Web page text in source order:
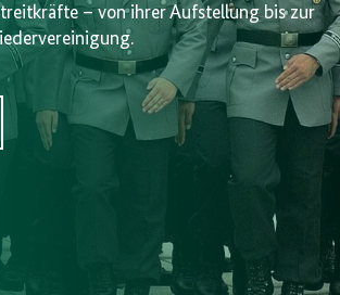
– von ihrer Aufstellung bis zur